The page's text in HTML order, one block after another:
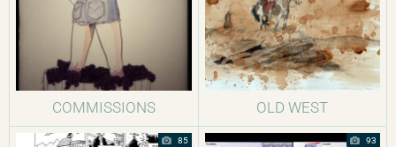
COMMISSIONS OLD WEST
85 93